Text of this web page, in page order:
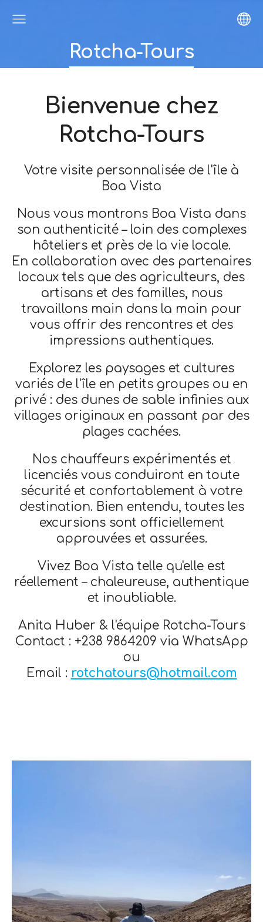
Rotcha-Tours
Bienvenue chez
Rotcha-Tours
Votre visite personnalisée de l'île à
Boa Vista
Nous vous montrons Boa Vista dans
son authenticité – loin des complexes
hôteliers et près de la vie locale.
En collaboration avec des partenaires
locaux tels que des agriculteurs, des
artisans et des familles, nous
travaillons main dans la main pour
vous offrir des rencontres et des
impressions authentiques.
Explorez les paysages et cultures
variés de l'île en petits groupes ou en
privé : des dunes de sable infinies aux
villages originaux en passant par des
plages cachées.
Nos chauffeurs expérimentés et
licenciés vous conduiront en toute
sécurité et confortablement à votre
destination. Bien entendu, toutes les
excursions sont officiellement
approuvées et assurées.
Vivez Boa Vista telle qu'elle est
réellement – chaleureuse, authentique
et inoubliable.
Anita Huber & l'équipe Rotcha-Tours
Contact : +238 9864209 via WhatsApp
ou
Email : rotchatours@hotmail.com